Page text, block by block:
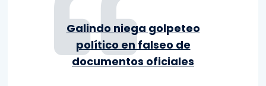
Galindo niega golpeteo
político en falseo de
documentos oficiales